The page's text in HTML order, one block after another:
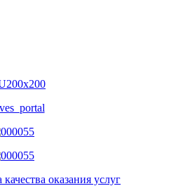
оказания услуг